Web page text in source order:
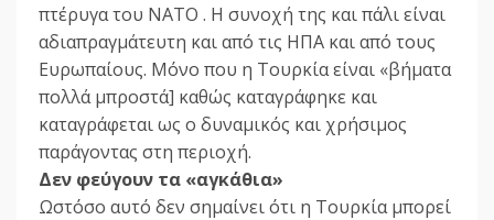
πτέρυγα του ΝΑΤΟ . Η συνοχή της και πάλι είναι
αδιαπραγμάτευτη και από τις ΗΠΑ και από τους
Ευρωπαίους. Μόνο που η Τουρκία είναι «βήματα
πολλά μπροστά] καθώς καταγράφηκε και
καταγράφεται ως ο δυναμικός και χρήσιμος
παράγοντας στη περιοχή.
Δεν φεύγουν τα «αγκάθια»
Ωστόσο αυτό δεν σημαίνει ότι η Τουρκία μπορεί